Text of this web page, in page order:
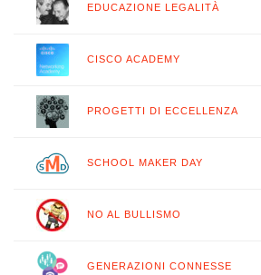
EDUCAZIONE LEGALITÀ
CISCO ACADEMY
PROGETTI DI ECCELLENZA
SCHOOL MAKER DAY
NO AL BULLISMO
GENERAZIONI CONNESSE